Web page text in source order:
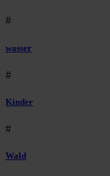
#
wasser
#
Kinder
#
Wald